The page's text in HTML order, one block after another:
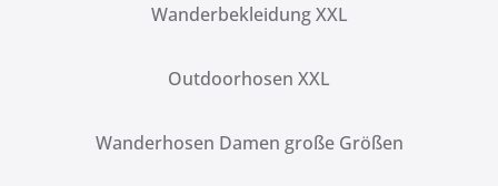
Wanderbekleidung XXL
Outdoorhosen XXL
Wanderhosen Damen große Größen